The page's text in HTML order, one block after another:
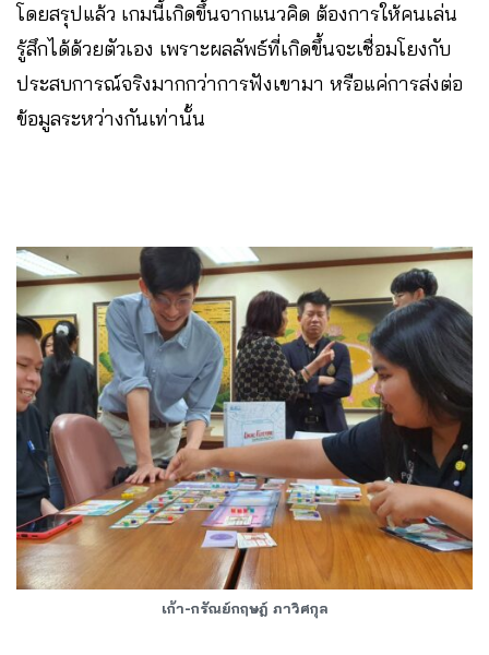
โดยสรุปแล้ว เกมนี้เกิดขึ้นจากแนวคิด ต้องการให้คนเล่น
รู้สึกได้ด้วยตัวเอง เพราะผลลัพธ์ที่เกิดขึ้นจะเชื่อมโยงกับ
ประสบการณ์จริงมากกว่าการฟังเขามา หรือแค่การส่งต่อ
ข้อมูลระหว่างกันเท่านั้น
เก้า-กรัณย์กฤษฎ์ ภาวิศกุล